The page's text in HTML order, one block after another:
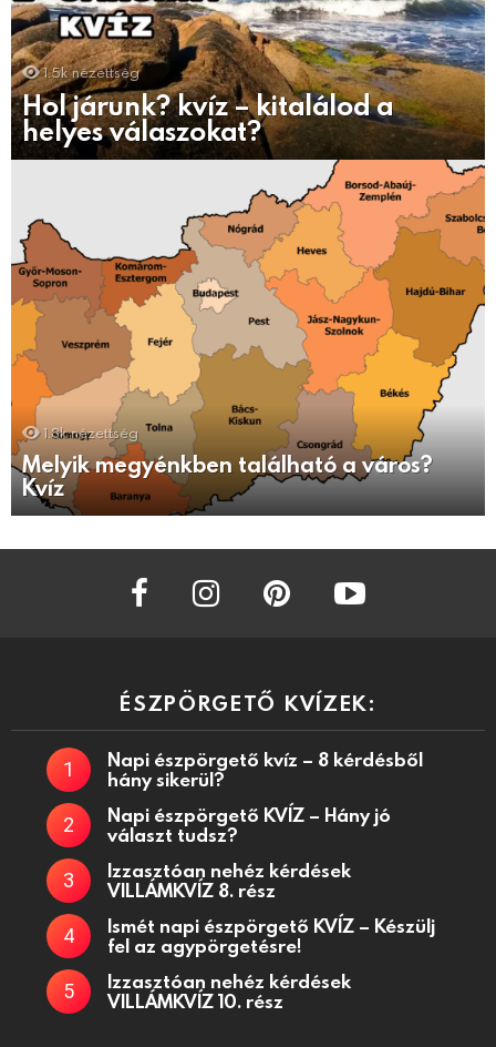
1.5k nézettség
Hol járunk? kvíz – kitalálod a
helyes válaszokat?
1.8k nézettség
Melyik megyénkben található a város?
Kvíz
facebook instagram
ÉSZPÖRGETŐ KVÍZEK:
Napi észpörgető kvíz – 8 kérdésből
hány sikerül?
Napi észpörgető KVÍZ – Hány jó
választ tudsz?
Izzasztóan nehéz kérdések
VILLÁMKVÍZ 8. rész
Ismét napi észpörgető KVÍZ – Készülj
fel az agypörgetésre!
Izzasztóan nehéz kérdések
VILLÁMKVÍZ 10. rész